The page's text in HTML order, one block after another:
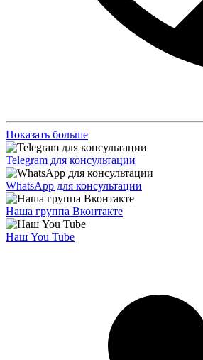
Показать больше
Telegram для консультации
WhatsApp для консультации
Наша группа Вконтакте
Наш You Tube